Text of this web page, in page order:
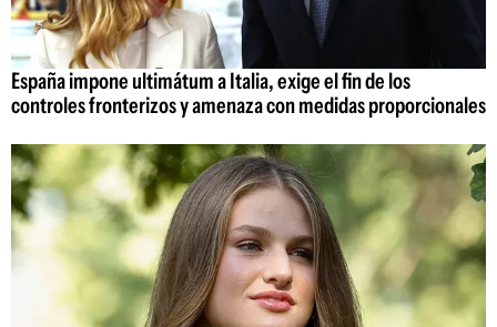
España impone ultimátum a Italia, exige el fin de los
controles fronterizos y amenaza con medidas proporcionales